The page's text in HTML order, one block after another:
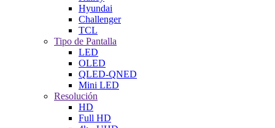
Hyundai
Challenger
TCL
Tipo de Pantalla
LED
OLED
QLED-QNED
Mini LED
Resolución
HD
Full HD